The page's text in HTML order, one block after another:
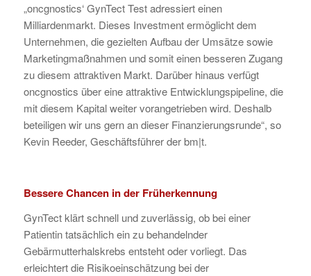
„oncgnostics‘ GynTect Test adressiert einen
Milliardenmarkt. Dieses Investment ermöglicht dem
Unternehmen, die gezielten Aufbau der Umsätze sowie
Marketingmaßnahmen und somit einen besseren Zugang
zu diesem attraktiven Markt. Darüber hinaus verfügt
oncgnostics über eine attraktive Entwicklungspipeline, die
mit diesem Kapital weiter vorangetrieben wird. Deshalb
beteiligen wir uns gern an dieser Finanzierungsrunde“, so
Kevin Reeder, Geschäftsführer der bm|t.
Bessere Chancen in der Früherkennung
GynTect klärt schnell und zuverlässig, ob bei einer
Patientin tatsächlich ein zu behandelnder
Gebärmutterhalskrebs entsteht oder vorliegt. Das
erleichtert die Risikoeinschätzung bei der